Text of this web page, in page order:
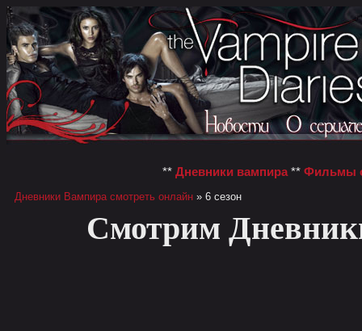
** Дневники вампира ** Фильмы
Дневники Вампира смотреть онлайн » 6 сезон
Смотрим